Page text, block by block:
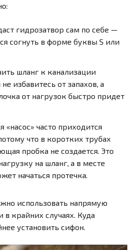
гидрозатвор сам по себе —
согнуть в форме буквы S или
шланг к канализации
избавитесь от запахов, а
от нагрузок быстро придет
«насос» часто приходится
что в коротких трубах
пробка не создается. Это
на шланг, а в месте
начаться протечка.
использовать напрямую
в крайних случаях. Куда
установить сифон.